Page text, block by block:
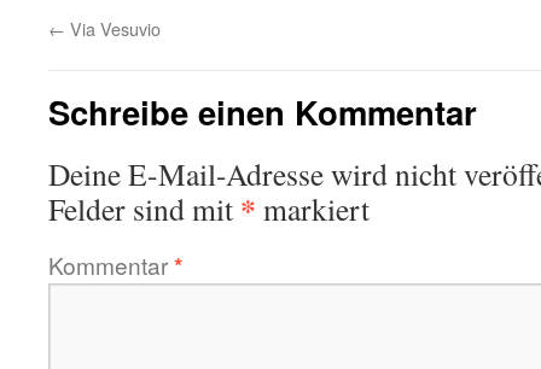
← Via Vesuvio
Schreibe einen Kommentar
Deine E-Mail-Adresse wird nicht
Felder sind mit * markiert
Kommentar*